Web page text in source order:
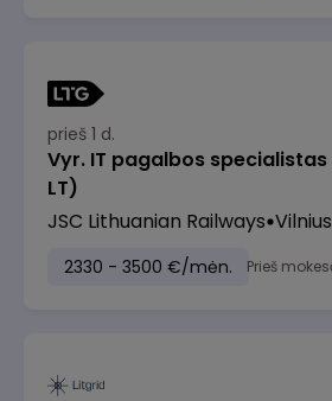
prieš 1 d.
Vyr. IT pagalbos
LT)
JSC Lithuanian Railways Vilnius
2330 - 3500 €/mėn. Prieš